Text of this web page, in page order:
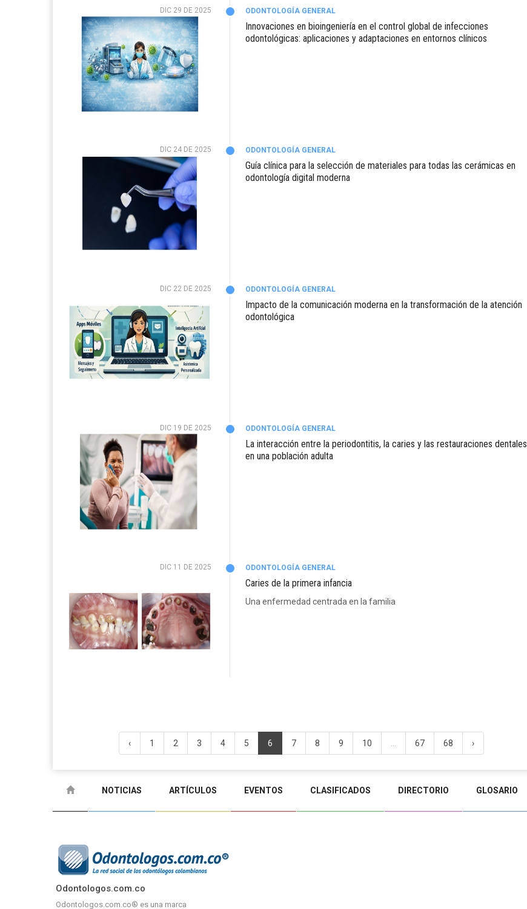
DIC 29 DE 2025 ODONTOLOGÍA GENERAL
Innovaciones en bioingeniería en el control global de infecciones
odontológicas: aplicaciones y adaptaciones en entornos clínicos
DIC 24 DE 2025 ODONTOLOGÍA GENERAL
Guía clínica para la selección de materiales para todas las cerámicas en
odontología digital moderna
DIC 22 DE 2025 ODONTOLOGÍA GENERAL
Impacto de la comunicación moderna en la transformación de la atención
odontológica
DIC 19 DE 2025 ODONTOLOGÍA GENERAL
La interacción entre la periodontitis, la caries y las restauraciones dentales
en una población adulta
DIC 11 DE 2025 ODONTOLOGÍA GENERAL
Caries de la primera infancia
Una enfermedad centrada en la familia
‹ 1 2 3 4 5 6 7 8 9 10 67 68 ›
NOTICIAS ARTÍCULOS EVENTOS CLASIFICADOS DIRECTORIO GLOSARIO
Odontologos.com.co
Odontologos.com.co® es una marca